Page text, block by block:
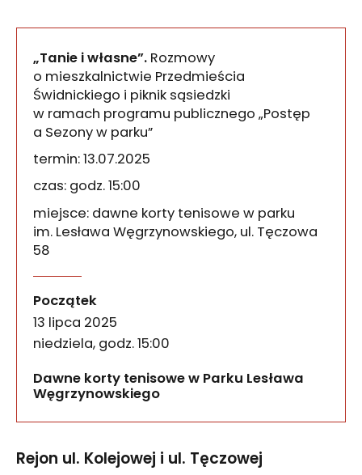
„Tanie i własne”. Rozmowy
o mieszkalnictwie Przedmieścia
Świdnickiego i piknik sąsiedzki
w ramach programu publicznego „Postęp
a Sezony w parku”
termin: 13.07.2025
czas: godz. 15:00
miejsce: dawne korty tenisowe w parku
im. Lesława Węgrzynowskiego, ul. Tęczowa
58
Rejon ul. Kolejowej i ul. Tęczowej to mieszanka
Początek
13 lipca 2025
niedziela, godz. 15:00
Dawne korty tenisowe w Parku Lesława
Węgrzynowskiego
Rejon ul. Kolejowej i ul. Tęczowej